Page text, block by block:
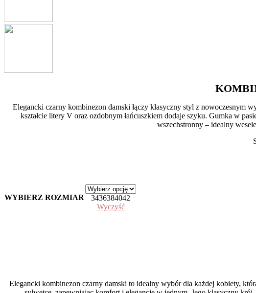
Elegancki czarny kombinezon damski łączy klasyczny styl z nowoczesnym
kształcie litery V oraz ozdobnym łańcuszkiem dodaje szyku. Gumka w
wszechstronny – idealny
WYBIERZ ROZMIAR 3436384042
Wyczyść
Elegancki kombinezon czarny damski to idealny wybór dla każdej kobiety,